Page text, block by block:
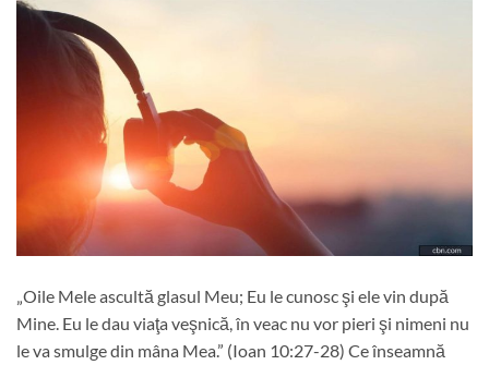
„Oile Mele ascultă glasul Meu; Eu le cunosc şi ele vin după
Mine. Eu le dau viaţa veşnică, în veac nu vor pieri şi nimeni nu
le va smulge din mâna Mea.” (Ioan 10:27-28) Ce înseamnă